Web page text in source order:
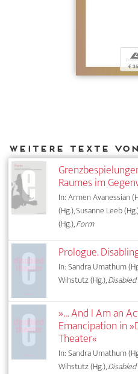
€
Raumes im
In: Armen Avanessian
(Hg.), Susanne Leeb
(Hg.),Form
Prologue.
In: Sandra Umathum
Wihstutz (Hg.),
»… And I Am an
Emancipation in
Theater«
In: Sandra Umathum
Wihstutz (Hg.),